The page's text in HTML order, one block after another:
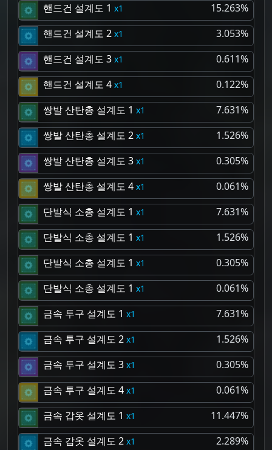
핸드건 설계도 1 1
15.263%
핸드건 설계도 2
1
3.053%
핸드건 설계도 3
1
0.611%
핸드건 설계도 4
1
0.122%
쌍발 산탄총 설계도 1
1
7.631%
쌍발 산탄총 설계도 2
1
1.526%
쌍발 산탄총 설계도 3
1
0.305%
쌍발 산탄총 설계도 4
1
0.061%
단발식 소총 설계도 1
1
7.631%
단발식 소총 설계도 1
1
1.526%
단발식 소총 설계도 1
1
0.305%
단발식 소총 설계도 1
1
0.061%
금속 투구 설계도 1
1
7.631%
금속 투구 설계도 2
1
1.526%
금속 투구 설계도 3
1
0.305%
금속 투구 설계도 4
1
0.061%
금속 갑옷 설계도 1
1
11.447%
금속 갑옷 설계도 2
1
2.289%